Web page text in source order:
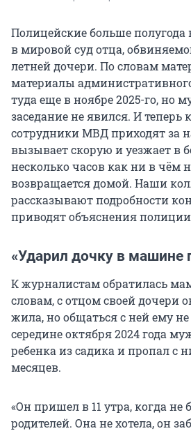
Полицейские больше полугода
в мировой суд отца,
летней дочери. По словам
материалы
туда еще в ноябре 2025-го, но
заседание не явился. И теперь
сотрудники МВД приходят за
вызывает скорую и уезжает в
несколько часов как ни в чём
возвращается домой. Наши
рассказывают подробности
приводят объяснения
«Ударил дочку в машине
К журналистам обратилась
словам, с отцом своей дочери
жила, но общаться с ней ему
середине октября 2024 года
ребенка из садика и пропал с
месяцев.
«Он пришел в 11 утра, когда не
родителей. Она не хотела, он